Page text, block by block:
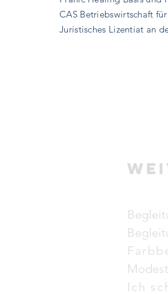
CAS Betriebswirtschaft
Juristisches Lizentiat an
Modes
Ich